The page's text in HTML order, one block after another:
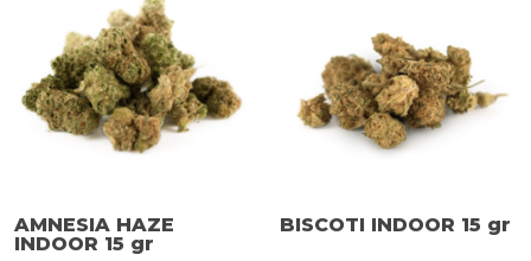
AMNESIA HAZE
INDOOR 15 gr
BISCOTI INDOOR 15 gr